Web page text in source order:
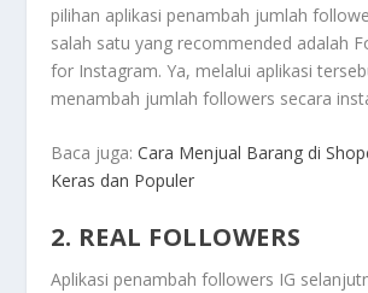
pilihan aplikasi penambah jumlah
salah satu yang recommended adalah
for Instagram. Ya, melalui aplikasi
menambah jumlah followers secara
Baca juga:Cara Menjual Barang di
Keras dan Populer
2. REAL FOLLOWERS
Aplikasi penambah followers IG